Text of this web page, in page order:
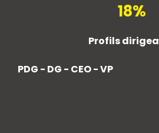
18%
Profils
PDG - DG - CEO - VP